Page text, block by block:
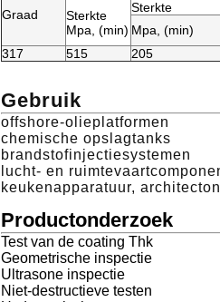
Graad
Sterkte
Mpa, (min)
Sterkte
Mpa, (min)
317
515 205
Gebruik
offshore-olieplatformen
chemische opslagtanks
brandstofinjectiesystemen
lucht- en
keukenapparatuur,
Productonderzoek
Test van de coating Thk
Geometrische inspectie
Ultrasone inspectie
Niet-destructieve testen